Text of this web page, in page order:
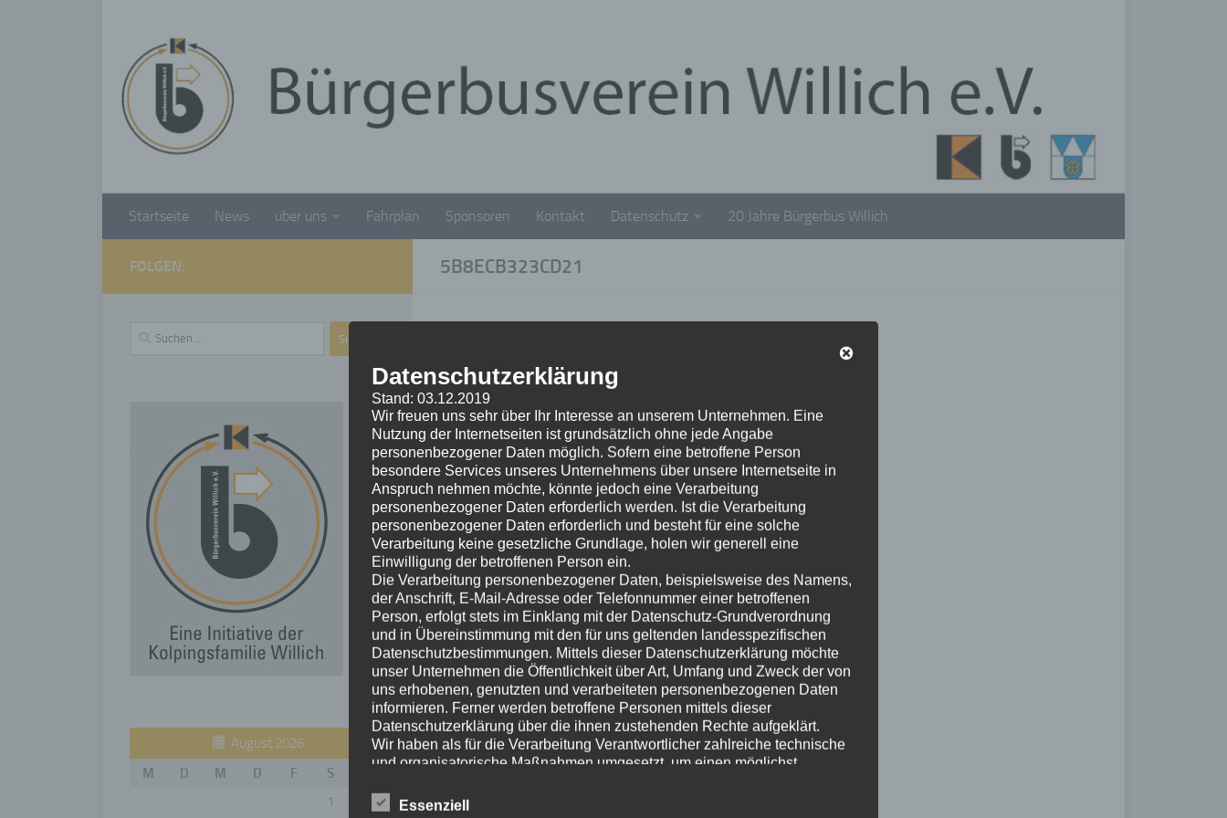
Startseite News über uns Fahrplan Sponsoren Kontakt Datenschutz 20 Jahre Bürgerbus Willich
5B8ECB323CD21
26. OKTOBER 2019
FOLGEN:
Suchen
August 2026
M
D M D F S
1
Datenschutzerklärung
Stand: 03.12.2019
Wir freuen uns sehr über Ihr Interesse an unserem Unternehmen. Eine
Nutzung der Internetseiten ist grundsätzlich ohne jede Angabe
personenbezogener Daten möglich. Sofern eine betroffene Person
besondere Services unseres Unternehmens über unsere Internetseite in
Anspruch nehmen möchte, könnte jedoch eine Verarbeitung
personenbezogener Daten erforderlich werden. Ist die Verarbeitung
personenbezogener Daten erforderlich und besteht für eine solche
Verarbeitung keine gesetzliche Grundlage, holen wir generell eine
Einwilligung der betroffenen Person ein.
Die Verarbeitung personenbezogener Daten, beispielsweise des Namens,
der Anschrift, E-Mail-Adresse oder Telefonnummer einer betroffenen
Person, erfolgt stets im Einklang mit der Datenschutz-Grundverordnung
und in Übereinstimmung mit den für uns geltenden landesspezifischen
Datenschutzbestimmungen. Mittels dieser Datenschutzerklärung möchte
unser Unternehmen die Öffentlichkeit über Art, Umfang und Zweck der von
uns erhobenen, genutzten und verarbeiteten personenbezogenen Daten
informieren. Ferner werden betroffene Personen mittels dieser
Datenschutzerklärung über die ihnen zustehenden Rechte aufgeklärt.
Wir haben als für die Verarbeitung Verantwortlicher zahlreiche technische
und organisatorische Maßnahmen umgesetzt, um einen möglichst
personenbezogenen Daten sicherzustellen. Dennoch können
Essenziell